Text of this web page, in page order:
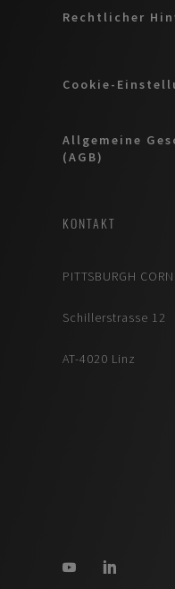
Rechtlicher
Cookie-
Allgemeine
(AGB)
KONTAKT
PITTSBURGH
Schillerstrasse 12
AT-4020 Linz